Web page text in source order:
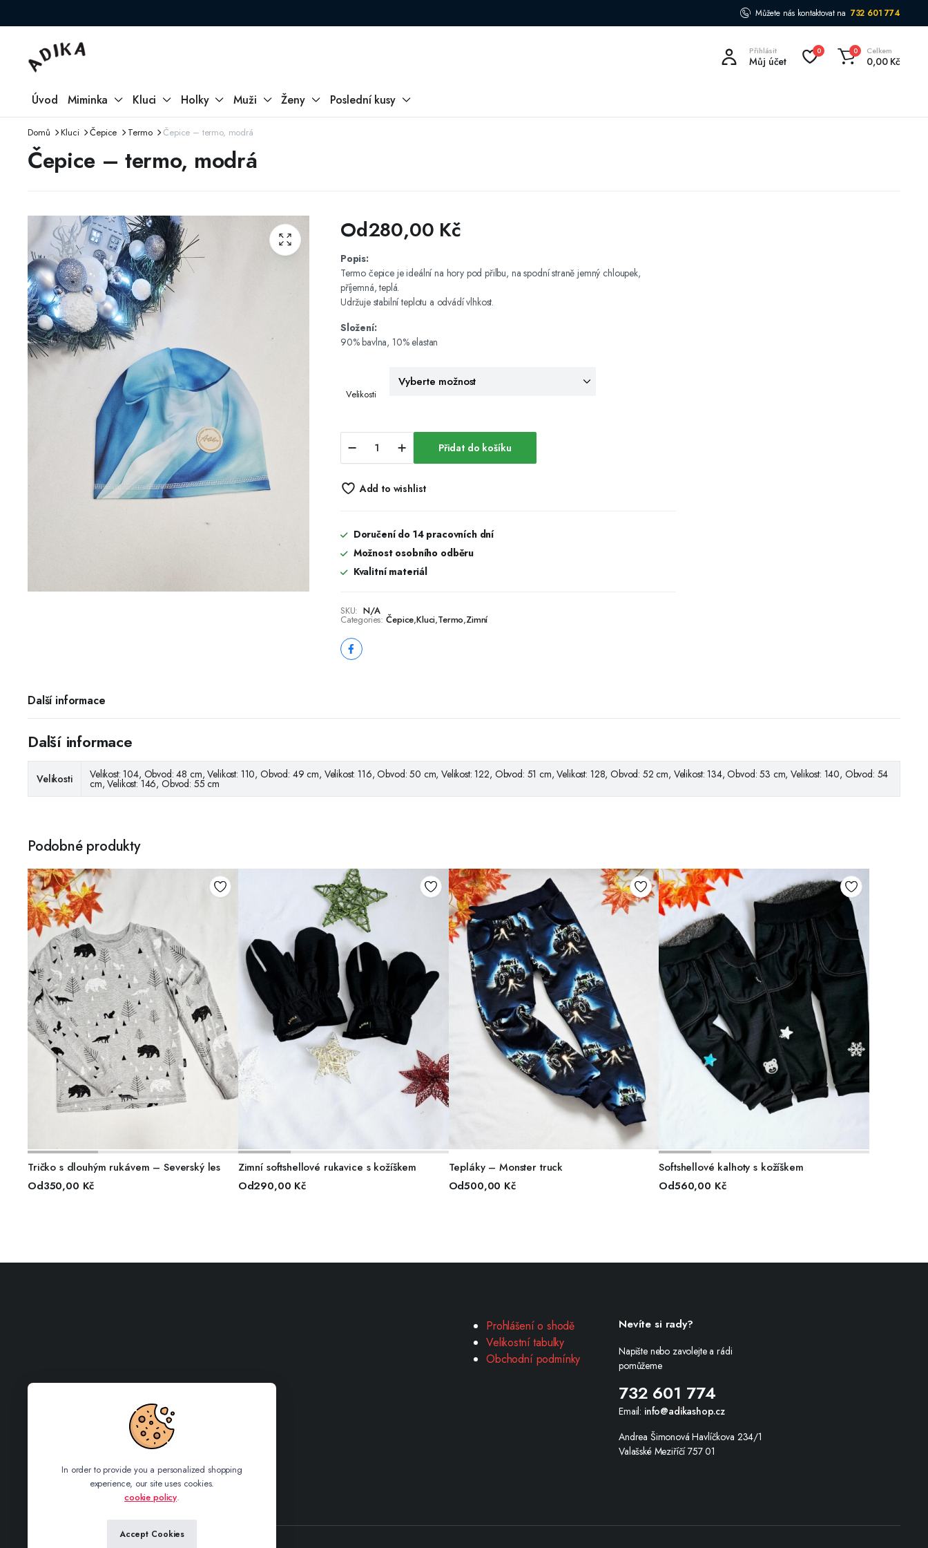
Můžete nás kontaktovat na 732 601 774
Přihlásit
Můj účet
0 0 Celkem
0,00 Kč
Úvod Miminka Kluci Holky Muži Ženy Poslední kusy
Domů Kluci Čepice Termo Čepice – termo, modrá
Čepice – termo, modrá
Od280,00 Kč
Popis:
Termo čepice je ideální na hory pod přilbu, na spodní straně jemný chloupek,
příjemná, teplá.
Udržuje stabilní teplotu a odvádí vlhkost.
Složení:
90% bavlna, 10% elastan
Velikosti
termo,
quantity
Přidat do košíku
Add to wishlist
Doručení do 14 pracovních dní
Možnost osobního odběru
Kvalitní materiál
SKU: N/A
Categories: Čepice,Kluci,Termo,Zimní
Další informace
Další informace
Velikosti Velikost: 104, Obvod: 48 cm, Velikost: 110, Obvod: 49 cm, Velikost: 116, Obvod: 50 cm, Velikost: 122, Obvod: 51 cm, Velikost: 128, Obvod: 52 cm, Velikost: 134, Obvod: 53 cm, Velikost: 140, Obvod: 54
cm, Velikost: 146, Obvod: 55 cm
Podobné produkty
VÝBĚR MOŽNOSTÍ
Tričko s dlouhým rukávem – Severský les
Od350,00 Kč
VÝBĚR MOŽNOSTÍ
Zimní softshellové rukavice s kožíškem
Od290,00 Kč
VÝBĚR MOŽNOSTÍ
Tepláky – Monster truck
Od500,00 Kč
VÝBĚR MOŽNOSTÍ
Softshellové kalhoty s kožíškem
Od560,00 Kč
Prohlášení o shodě
Velikostní tabulky
Obchodní podmínky
Nevíte si rady?
Napište nebo zavolejte a rádi
pomůžeme
732 601 774
Email: info@adikashop.cz
Andrea Šimonová Havlíčkova 234/1
Valašské Meziříčí 757 01
In order to provide you a personalized shopping
experience, our site uses cookies.
cookie policy.
Accept Cookies